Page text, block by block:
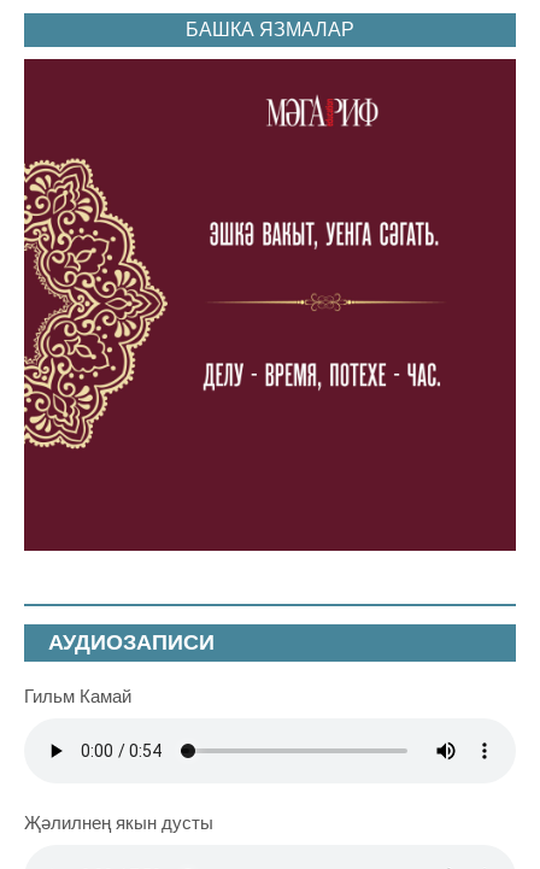
БАШКА ЯЗМАЛАР
АУДИОЗАПИСИ
Гильм Камай
Җәлилнең якын дусты